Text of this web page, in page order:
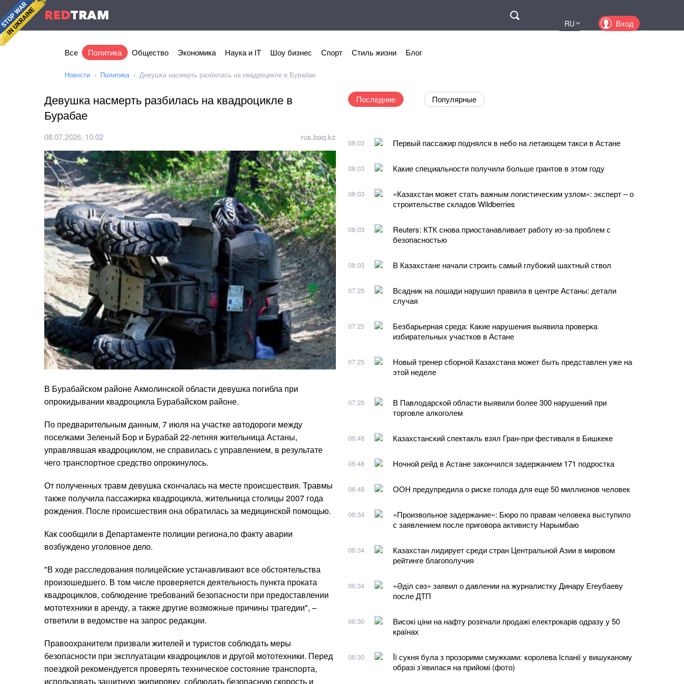
REDTRAM
RU Вход
Все Политика Общество Экономика Наука и IT Шоу бизнес Спорт Стиль жизни Блог
Новости Политика Девушка насмерть разбилась на квадроцикле в Бурабае
Девушка насмерть разбилась на квадроцикле в
Бурабае
08.07.2026, 10:02 rus.baq.kz
В Бурабайском районе Акмолинской области девушка погибла при
опрокидывании квадроцикла Бурабайском районе.
По предварительным данным, 7 июля на участке автодороги между
поселками Зеленый Бор и Бурабай 22-летняя жительница Астаны,
управлявшая квадроциклом, не справилась с управлением, в результате
чего транспортное средство опрокинулось.
От полученных травм девушка скончалась на месте происшествия. Травмы
также получила пассажирка квадроцикла, жительница столицы 2007 года
рождения. После происшествия она обратилась за медицинской помощью.
Как сообщили в Департаменте полиции региона,по факту аварии
возбуждено уголовное дело.
"В ходе расследования полицейские устанавливают все обстоятельства
произошедшего. В том числе проверяется деятельность пункта проката
квадроциклов, соблюдение требований безопасности при предоставлении
мототехники в аренду, а также другие возможные причины трагедии", –
ответили в ведомстве на запрос редакции.
Правоохранители призвали жителей и туристов соблюдать меры
безопасности при эксплуатации квадроциклов и другой мототехники. Перед
поездкой рекомендуется проверять техническое состояние транспорта,
использовать защитную экипировку, соблюдать безопасную скорость и
Последние Популярные
08:03 Первый пассажир поднялся в небо на летающем такси в Астане
08:03 Какие специальности получили больше грантов в этом году
08:03
«Казахстан может стать важным логистическим узлом»: эксперт – о
строительстве складов Wildberries
08:03
Reuters: КТК снова приостанавливает работу из-за проблем с
безопасностью
08:03 В Казахстане начали строить самый глубокий шахтный ствол
07:25
Всадник на лошади нарушил правила в центре Астаны: детали
случая
07:25
Безбарьерная среда: Какие нарушения выявила проверка
избирательных участков в Астане
07:25
Новый тренер сборной Казахстана может быть представлен уже на
этой неделе
07:25
В Павлодарской области выявили более 300 нарушений при
торговле алкоголем
06:48 Казахстанский спектакль взял Гран-при фестиваля в Бишкеке
06:48 Ночной рейд в Астане закончился задержанием 171 подростка
06:48 ООН предупредила о риске голода для еще 50 миллионов человек
06:34
«Произвольное задержание»: Бюро по правам человека выступило
с заявлением после приговора активисту Нарымбаю
06:34
Казахстан лидирует среди стран Центральной Азии в мировом
рейтинге благополучия
06:34
«Әділ сөз» заявил о давлении на журналистку Динару Егеубаеву
после ДТП
06:30
Високі ціни на нафту розігнали продажі електрокарів одразу у 50
країнах
06:30
Її сукня була з прозорими смужками: королева Іспанії у вишуканому
образі з’явилася на прийомі (фото)